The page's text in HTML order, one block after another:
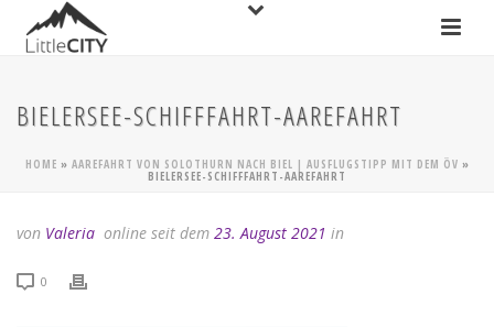
BIELERSEE-SCHIFFFAHRT-AAREFAHRT
HOME » AAREFAHRT VON SOLOTHURN NACH BIEL | AUSFLUGSTIPP MIT DEM ÖV »
BIELERSEE-SCHIFFFAHRT-AAREFAHRT
von Valeria online seit dem 23. August 2021 in
0